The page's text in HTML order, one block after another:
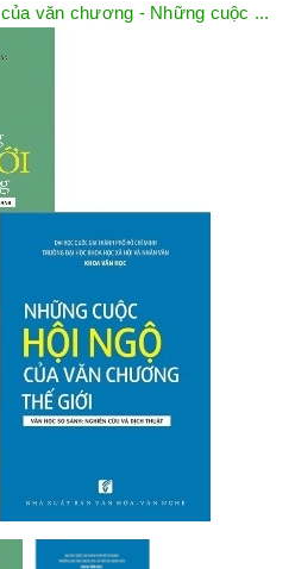
văn chương - Những cuộc ...